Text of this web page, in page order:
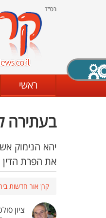
בס"ד
ראשי
בעתירה
יהא הנימוק
את הפרת
קרן אור חדשות
ציון
X סגירה
מצב שחור - לבן